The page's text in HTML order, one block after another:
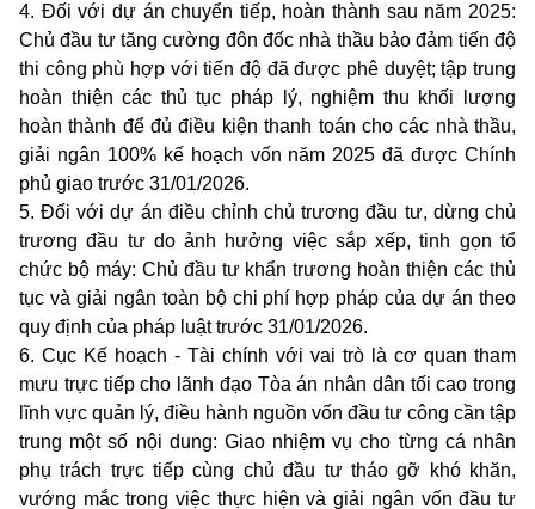
4. Đối với dự án chuyển tiếp, hoàn thành sau năm 2025:
Chủ đầu tư tăng cường đôn đốc nhà thầu bảo đảm tiến độ
thi công phù hợp với tiến độ đã được phê duyệt; tập trung
hoàn thiện các thủ tục pháp lý, nghiệm thu khối lượng
hoàn thành để đủ điều kiện thanh toán cho các nhà thầu,
giải ngân 100% kế hoạch vốn năm 2025 đã được Chính
phủ giao trước 31/01/2026.
5. Đối với dự án điều chỉnh chủ trương đầu tư, dừng chủ
trương đầu tư do ảnh hưởng việc sắp xếp, tinh gọn tổ
chức bộ máy: Chủ đầu tư khẩn trương hoàn thiện các thủ
tục và giải ngân toàn bộ chi phí hợp pháp của dự án theo
quy định của pháp luật trước 31/01/2026.
6. Cục Kế hoạch - Tài chính với vai trò là cơ quan tham
mưu trực tiếp cho lãnh đạo Tòa án nhân dân tối cao trong
lĩnh vực quản lý, điều hành nguồn vốn đầu tư công cần tập
trung một số nội dung: Giao nhiệm vụ cho từng cá nhân
phụ trách trực tiếp cùng chủ đầu tư tháo gỡ khó khăn,
vướng mắc trong việc thực hiện và giải ngân vốn đầu tư